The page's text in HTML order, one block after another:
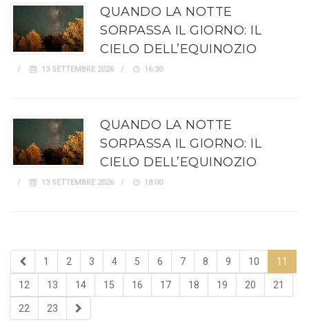
QUANDO LA NOTTE
SORPASSA IL GIORNO: IL
CIELO DELL’EQUINOZIO
13 SETTEMBRE 2026 16:30
QUANDO LA NOTTE
SORPASSA IL GIORNO: IL
CIELO DELL’EQUINOZIO
13 SETTEMBRE 2026 18:00
1 2 3 4 5 6 7 8 9 10 11
12 13 14 15 16 17 18 19 20 21
22 23